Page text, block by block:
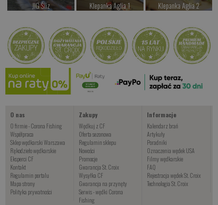
JIG Śliz
Kup teraz >
Klepanka Aglia 1
Kup teraz >
Klepanka Aglia 2
Kup teraz >
Kwiska Żaba
od 42.00 PLN
Kup teraz >
O nas
O firmie - Corona Fishing
Współpraca
Sklep wędkarski Warszawa
Rękodzieło wędkarskie
Eksperci CF
Kontakt
Regulamin portalu
Mapa strony
Polityka prywatności
Zakupy
Wędkuj z CF
Oferta sezonowa
Regulamin sklepu
Nowości
Promocje
Gwarancja St. Croix
Wysyłka CF
Gwarancja na przynęty
Serwis - wędki Corona
Fishing
Informacje
Kalendarz brań
Artykuły
Poradniki
Oznaczenia wędek USA
Filmy wędkarskie
FAQ
Rejestracja wędek St. Croix
Technologia St. Croix